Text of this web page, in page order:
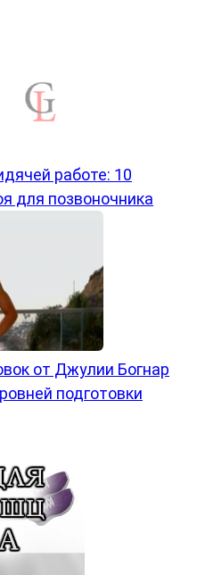
работе: 10
для позвоночника
от Джулии Богнар
подготовки